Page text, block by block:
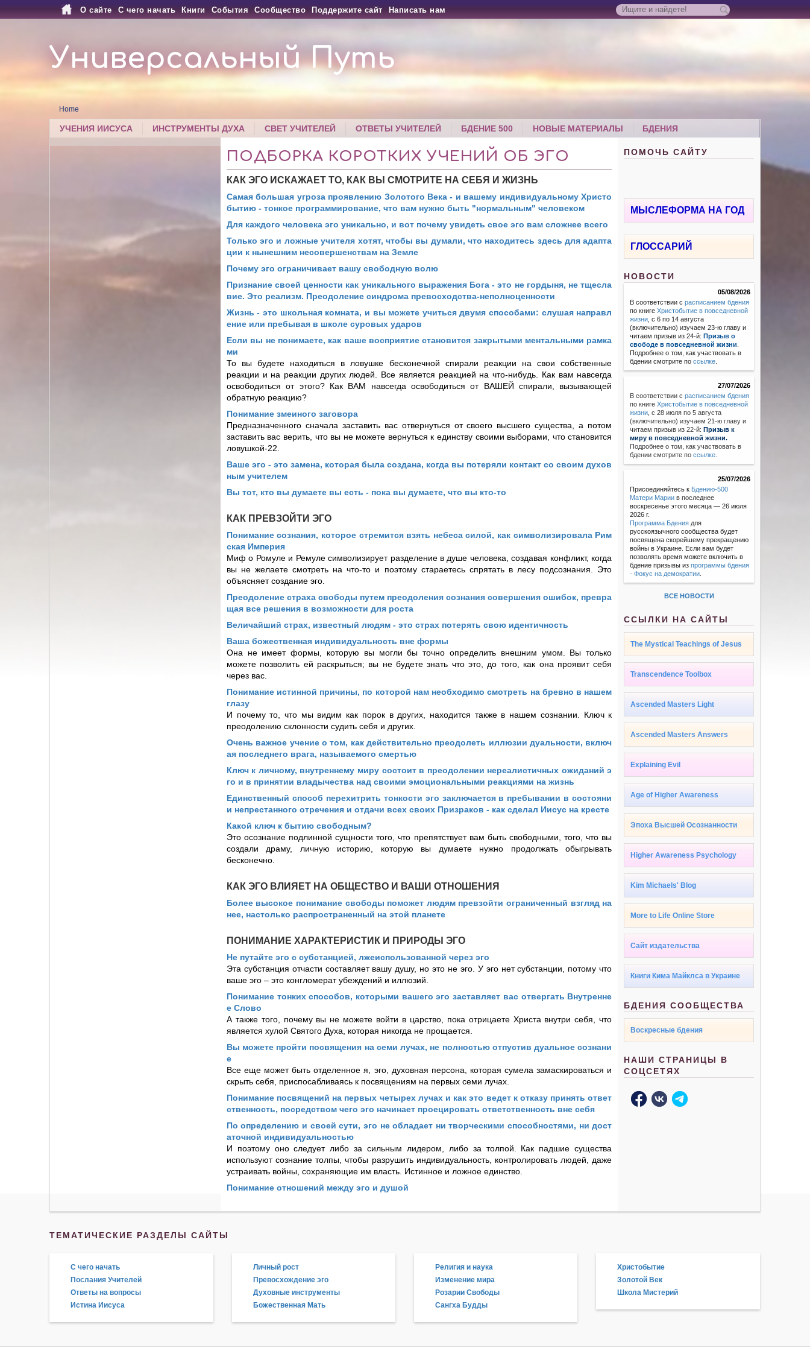
О сайте С чего начать Книги События Сообщество Поддержите сайт Написать нам
Универсальный Путь
Home
УЧЕНИЯ ИИСУСА ИНСТРУМЕНТЫ ДУХА СВЕТ УЧИТЕЛЕЙ ОТВЕТЫ УЧИТЕЛЕЙ БДЕНИЕ 500 НОВЫЕ МАТЕРИАЛЫ БДЕНИЯ
ПОДБОРКА КОРОТКИХ УЧЕНИЙ ОБ ЭГО
КАК ЭГО ИСКАЖАЕТ ТО, КАК ВЫ СМОТРИТЕ НА СЕБЯ И ЖИЗНЬ
Самая большая угроза проявлению Золотого Века - и вашему индивидуальному Христо
бытию - тонкое программирование, что вам нужно быть "нормальным" человеком
Для каждого человека эго уникально, и вот почему увидеть свое эго вам сложнее всего
Только эго и ложные учителя хотят, чтобы вы думали, что находитесь здесь для адапта
ции к нынешним несовершенствам на Земле
Почему эго ограничивает вашу свободную волю
Признание своей ценности как уникального выражения Бога - это не гордыня, не тщесла
вие. Это реализм. Преодоление синдрома превосходства-неполноценности
Жизнь - это школьная комната, и вы можете учиться двумя способами: слушая направл
ение или пребывая в школе суровых ударов
Если вы не понимаете, как ваше восприятие становится закрытыми ментальными рамка
ми
То вы будете находиться в ловушке бесконечной спирали реакции на свои собственные
реакции и на реакции других людей. Все является реакцией на что-нибудь. Как вам навсегда
освободиться от этого? Как ВАМ навсегда освободиться от ВАШЕЙ спирали, вызывающей
обратную реакцию?
Понимание змеиного заговора
Предназначенного сначала заставить вас отвернуться от своего высшего существа, а потом
заставить вас верить, что вы не можете вернуться к единству своими выборами, что становится
ловушкой-22.
Ваше эго - это замена, которая была создана, когда вы потеряли контакт со своим духов
ным учителем
Вы тот, кто вы думаете вы есть - пока вы думаете, что вы кто-то
КАК ПРЕВЗОЙТИ ЭГО
Понимание сознания, которое стремится взять небеса силой, как символизировала Рим
ская Империя
Миф о Ромуле и Ремуле символизирует разделение в душе человека, создавая конфликт, когда
вы не желаете смотреть на что-то и поэтому стараетесь спрятать в лесу подсознания. Это
объясняет создание эго.
Преодоление страха свободы путем преодоления сознания совершения ошибок, превра
щая все решения в возможности для роста
Величайший страх, известный людям - это страх потерять свою идентичность
Ваша божественная индивидуальность вне формы
Она не имеет формы, которую вы могли бы точно определить внешним умом. Вы только
можете позволить ей раскрыться; вы не будете знать что это, до того, как она проявит себя
через вас.
Понимание истинной причины, по которой нам необходимо смотреть на бревно в нашем
глазу
И почему то, что мы видим как порок в других, находится также в нашем сознании. Ключ к
преодолению склонности судить себя и других.
Очень важное учение о том, как действительно преодолеть иллюзии дуальности, включ
ая последнего врага, называемого смертью
Ключ к личному, внутреннему миру состоит в преодолении нереалистичных ожиданий э
го и в принятии владычества над своими эмоциональными реакциями на жизнь
Единственный способ перехитрить тонкости эго заключается в пребывании в состояни
и непрестанного отречения и отдачи всех своих Призраков - как сделал Иисус на кресте
Какой ключ к бытию свободным?
Это осознание подлинной сущности того, что препятствует вам быть свободными, того, что вы
создали драму, личную историю, которую вы думаете нужно продолжать обыгрывать
бесконечно.
КАК ЭГО ВЛИЯЕТ НА ОБЩЕСТВО И ВАШИ ОТНОШЕНИЯ
Более высокое понимание свободы поможет людям превзойти ограниченный взгляд на
нее, настолько распространенный на этой планете
ПОНИМАНИЕ ХАРАКТЕРИСТИК И ПРИРОДЫ ЭГО
Не путайте эго с субстанцией, лжеиспользованной через эго
Эта субстанция отчасти составляет вашу душу, но это не эго. У эго нет субстанции, потому что
ваше эго – это конгломерат убеждений и иллюзий.
Понимание тонких способов, которыми вашего эго заставляет вас отвергать Внутренне
е Слово
А также того, почему вы не можете войти в царство, пока отрицаете Христа внутри себя, что
является хулой Святого Духа, которая никогда не прощается.
Вы можете пройти посвящения на семи лучах, не полностью отпустив дуальное сознани
е
Все еще может быть отделенное я, эго, духовная персона, которая сумела замаскироваться и
скрыть себя, приспосабливаясь к посвящениям на первых семи лучах.
Понимание посвящений на первых четырех лучах и как это ведет к отказу принять ответ
ственность, посредством чего эго начинает проецировать ответственность вне себя
По определению и своей сути, эго не обладает ни творческими способностями, ни дост
аточной индивидуальностью
И поэтому оно следует либо за сильным лидером, либо за толпой. Как падшие существа
используют сознание толпы, чтобы разрушить индивидуальность, контролировать людей, даже
устраивать войны, сохраняющие им власть. Истинное и ложное единство.
Понимание отношений между эго и душой
ПОМОЧЬ САЙТУ
МЫСЛЕФОРМА НА ГОД
ГЛОССАРИЙ
НОВОСТИ
05/08/2026
В соответствии срасписанием бдения
по книгеХристобытие в повседневной
жизни , с 6 по 14 августа
(включительно) изучаем 23-ю главу и
читаем призыв из 24-й: Призыв о
свободе в повседневной жизни
Подробнее о том, как участвовать в
бдении смотрите поссылке
27/07/2026
В соответствии с расписанием бдения
по книгеХристобытие в повседневной
жизни с 28 июля по 5 августа
(включительно) изучаем 21-ю главу и
читаем призыв из 22-й: Призыв к
миру в повседневной жизни.
Подробнее о том, как участвовать в
бдении смотрите поссылке
25/07/2026
Присоединяйтесь к Бдению-500
Матери Марии в последнее
воскресенье этого месяца — 26 июля
2026 г.
Программа Бдения для
русскоязычного сообщества будет
посвящена скорейшему прекращению
войны в Украине. Если вам будет
позволять время можете включить в
бдение призывы изпрограммы бдения
- Фокус на демократии
ВСЕ НОВОСТИ
ССЫЛКИ НА САЙТЫ
The Mystical Teachings of Jesus
Transcendence Toolbox
Ascended Masters Light
Ascended Masters Answers
Explaining Evil
Age of Higher Awareness
Эпоха Высшей Осознанности
Higher Awareness Psychology
Kim Michaels' Blog
More to Life Online Store
Сайт издательства
Книги Кима Майклса в Украине
БДЕНИЯ СООБЩЕСТВА
Воскресные бдения
НАШИ СТРАНИЦЫ В
СОЦСЕТЯХ
ТЕМАТИЧЕСКИЕ РАЗДЕЛЫ САЙТЫ
С чего начать
Послания Учителей
Ответы на вопросы
Истина Иисуса
Личный рост
Превосхождение эго
Духовные инструменты
Божественная Мать
Религия и наука
Изменение мира
Розарии Свободы
Сангха Будды
Христобытие
Золотой Век
Школа Мистерий